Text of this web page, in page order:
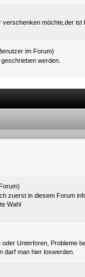
möchte,der ist
im Forum)
werden.
zuerst in diesem Forum
Wahl
Unterforen, Probleme
darf man hier loswerden.